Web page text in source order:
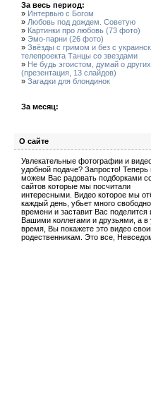
За весь период:
» Интервью с Богом
» Любовь под дождем. Советую
» Картинки про любовь (73 фото)
» Эмо-парни (26 фото)
» Звёзды с гримом и без с
телепроекта Танцы со звездами
» Не будь эгоистом, думай о других
(презентация, 13 слайдов)
» Загадки для блондинок
За месяц:
О сайте
Увлекательные фотографии и
удобной подаче? Запросто!
можем Вас радовать подборками
сайтов которые мы посчитали
интересными. Видео которое мы
каждый день, убьет много
времени и заставит Вас поделится
Вашими коллегами и друзьями, а в
время, Вы покажете это видео
родественникам. Это все,